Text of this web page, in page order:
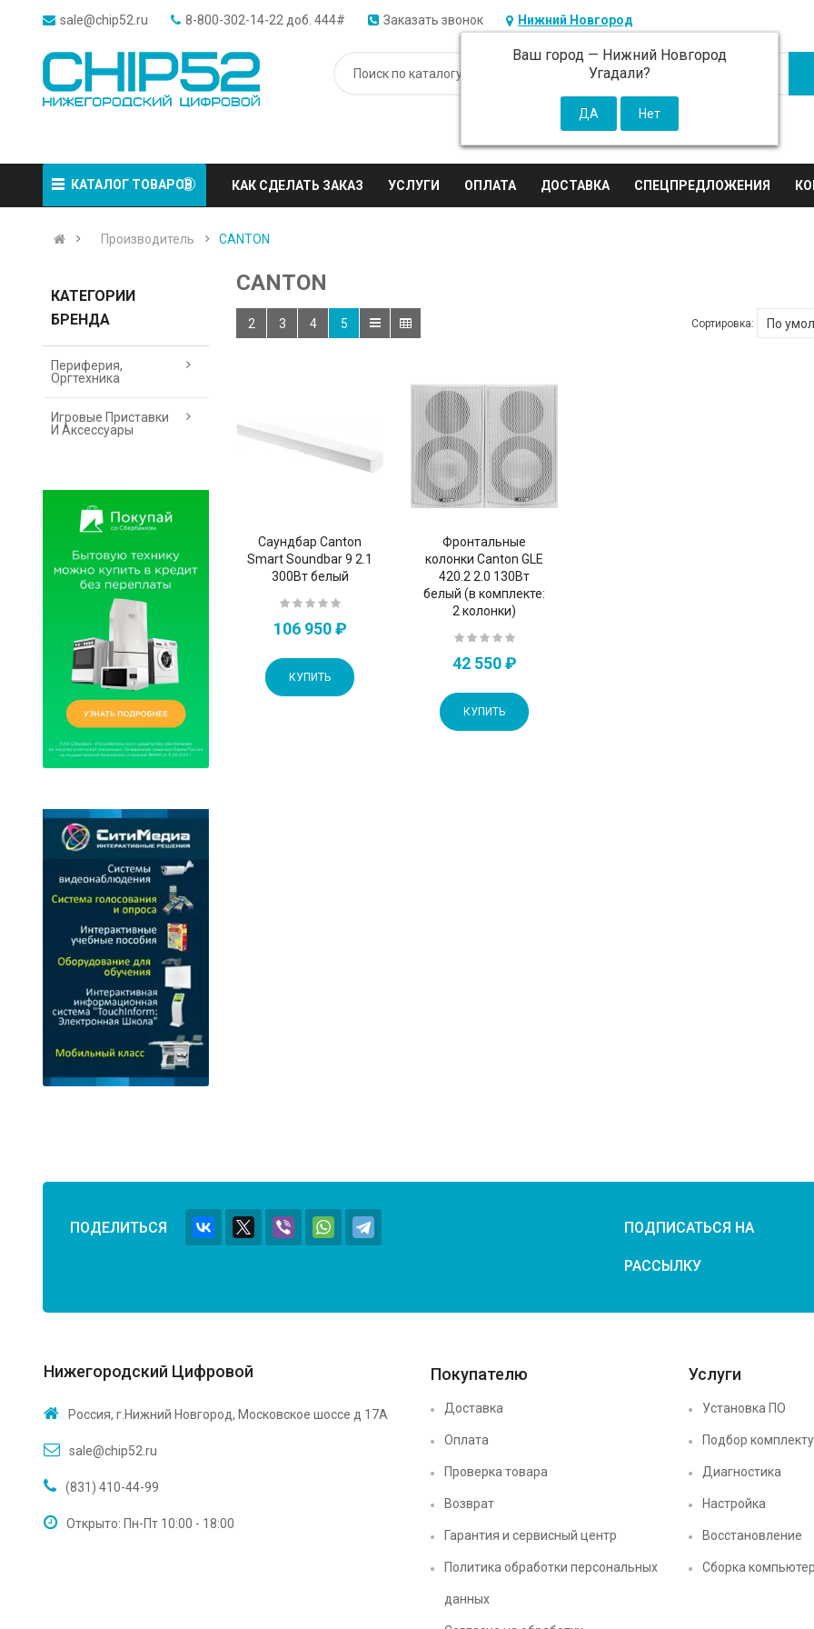
sale@chip52.ru 8-800-302-14-22 доб. 444# Заказать звонок Нижний Новгород
Ваш город — Нижний Новгород
Угадали?
КАТАЛОГ ТОВАРОВ КАК СДЕЛАТЬ ЗАКАЗ УСЛУГИ ОПЛАТА ДОСТАВКА СПЕЦПРЕДЛОЖЕНИЯ
Производитель CANTON
КАТЕГОРИИ
БРЕНДА
Периферия,
Оргтехника
Игровые Приставки
И Аксессуары
CANTON
2 3 4 5 Сортировка:
Саундбар Canton
Smart Soundbar 9 2.1
300Вт белый
106 950 ₽
КУПИТЬ
Фронтальные
колонки Canton GLE
420.2 2.0 130Вт
белый (в комплекте:
2 колонки)
42 550 ₽
КУПИТЬ
ПОДЕЛИТЬСЯ ПОДПИСАТЬСЯ НА
РАССЫЛКУ
Нижегородский Цифровой
Россия, г.Нижний Новгород, Московское шоссе д 17А
sale@chip52.ru
(831) 410-44-99
Открыто: Пн-Пт 10:00 - 18:00
Покупателю
Доставка
Оплата
Проверка товара
Возврат
Гарантия и сервисный центр
Политика обработки персональных
данных
Услуги
Установка ПО
Подбор
Диагностика
Настройка
Восстановление
Сборка